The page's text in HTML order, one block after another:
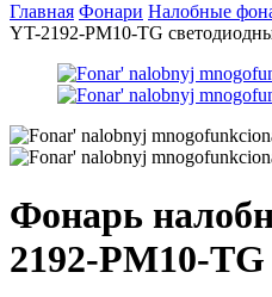
Главная Фонари Налобные
YT-2192-PM10-TG
Фонарь
2192-PM10-